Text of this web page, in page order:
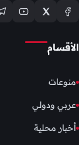
الأقسام
منوعات
عربي ودولي
أخبار محلية